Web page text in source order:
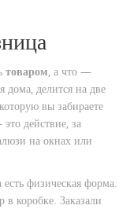
товаром, а что —
дома, делится на две
вы забираете
действие, за
на окнах или
физическая форма.
в коробке. Заказали